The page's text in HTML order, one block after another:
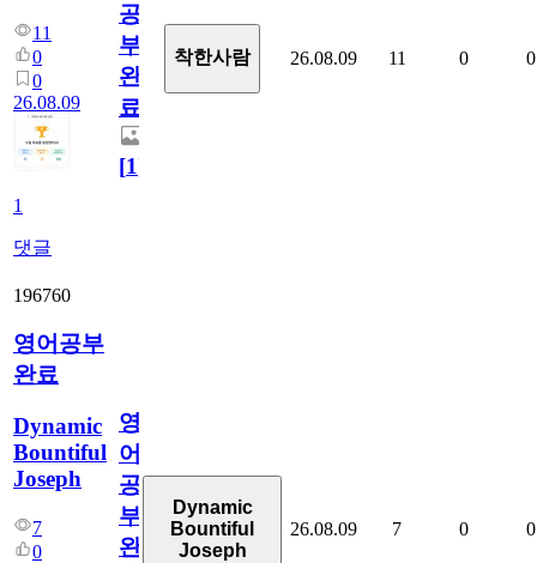
11
0
0
26.08.09
1
댓글
공
부
완
료
[1]
착한사람 26.08.09 11 0 0
196760
영어공부
완료
Dynamic
Bountiful
Joseph
7
0
영
어
공
부
완
Dynamic
Bountiful
Joseph
26.08.09 7 0 0